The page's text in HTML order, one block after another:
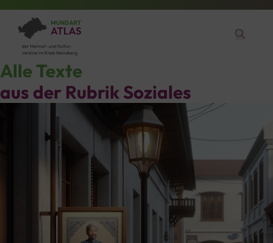
Alle Texte
aus der RubrikSoziales